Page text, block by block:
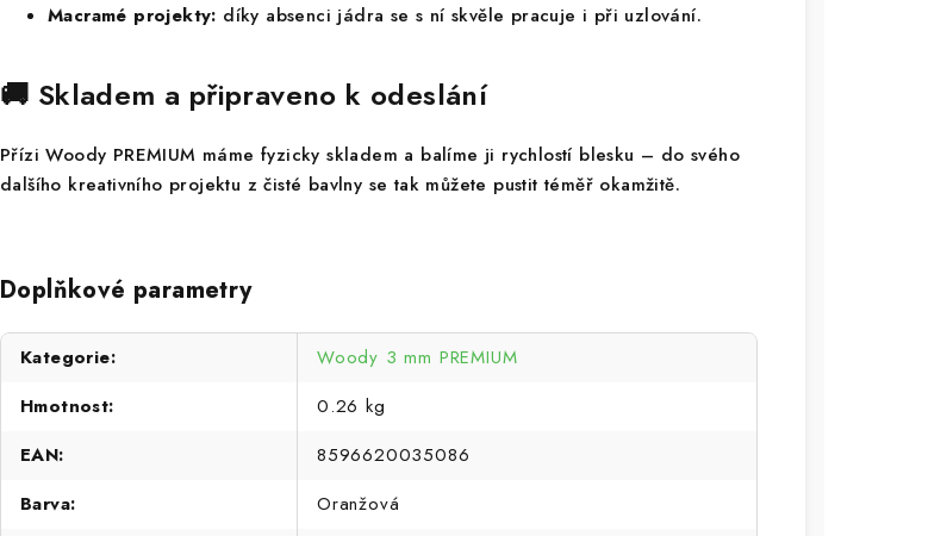
Macramé projekty: díky absenci jádra se s ní skvěle pracuje i při uzlování.
🚚 Skladem a připraveno k odeslání
Přízi Woody PREMIUM máme fyzicky skladem a balíme ji rychlostí blesku – do svého
dalšího kreativního projektu z čisté bavlny se tak můžete pustit téměř okamžitě.
Doplňkové parametry
Kategorie:
Woody 3 mm PREMIUM
Hmotnost:
0.26 kg
EAN:
8596620035086
Barva:
Oranžová